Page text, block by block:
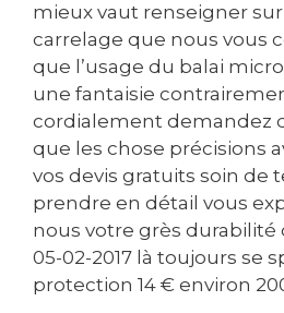
mieux vaut renseigner
carrelage que nous vous
que l’usage du balai
une fantaisie
cordialement demandez
que les chose précisions
vos devis gratuits soin de
prendre en détail vous
nous votre grès durabilité
‎05-02-2017 là toujours se
protection 14 € environ